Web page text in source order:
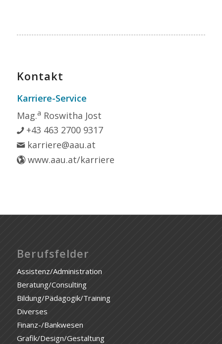
Kontakt
Karriere-Service
Mag.a Roswitha Jost
+43 463 2700 9317
karriere@aau.at
www.aau.at/karriere
Berufsfelder
Assistenz/Administration
Beratung/Consulting
Bildung/Pädagogik/Training
Diverses
Finanz-/Bankwesen
Grafik/Design/Gestaltung